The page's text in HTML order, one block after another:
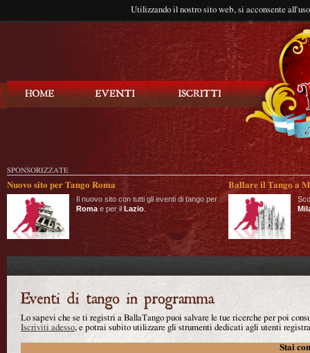
Utilizzando il nostro sito web, si acconsente
SPONSORIZZATE
Nuovo sito per Tango Roma
Il nuovo sito con tutti gli eventi di tango per
Roma e per il Lazio
Ballare il Tango a
Lo sapevi che se ti registri a BallaTango puoi salvare le tue ricerche per poi
Iscriviti adesso, e potrai subito utilizzare gli strumenti dedicati agli utenti
Stai